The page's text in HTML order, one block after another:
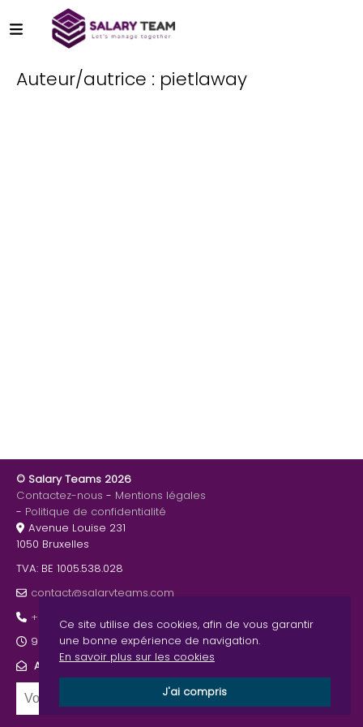
Auteur/autrice : pietlaway
© Salary Teams 2026
Contactez-nous
Mentions légales
Politique de confidentialité
Avenue Louise 231
1050 Bruxelles
TVA: BE 1005.538.028
contact@salaryteams.com
+32 467 64 25 71
9h00-12h30 - 13h30-17h00
ABONNEZ-VOUS À NOTRE NEWSLETTER
Ce site utilise des cookies, afin de vous garantir
une bonne expérience de navigation.
En savoir plus sur les cookies
J'ai compris